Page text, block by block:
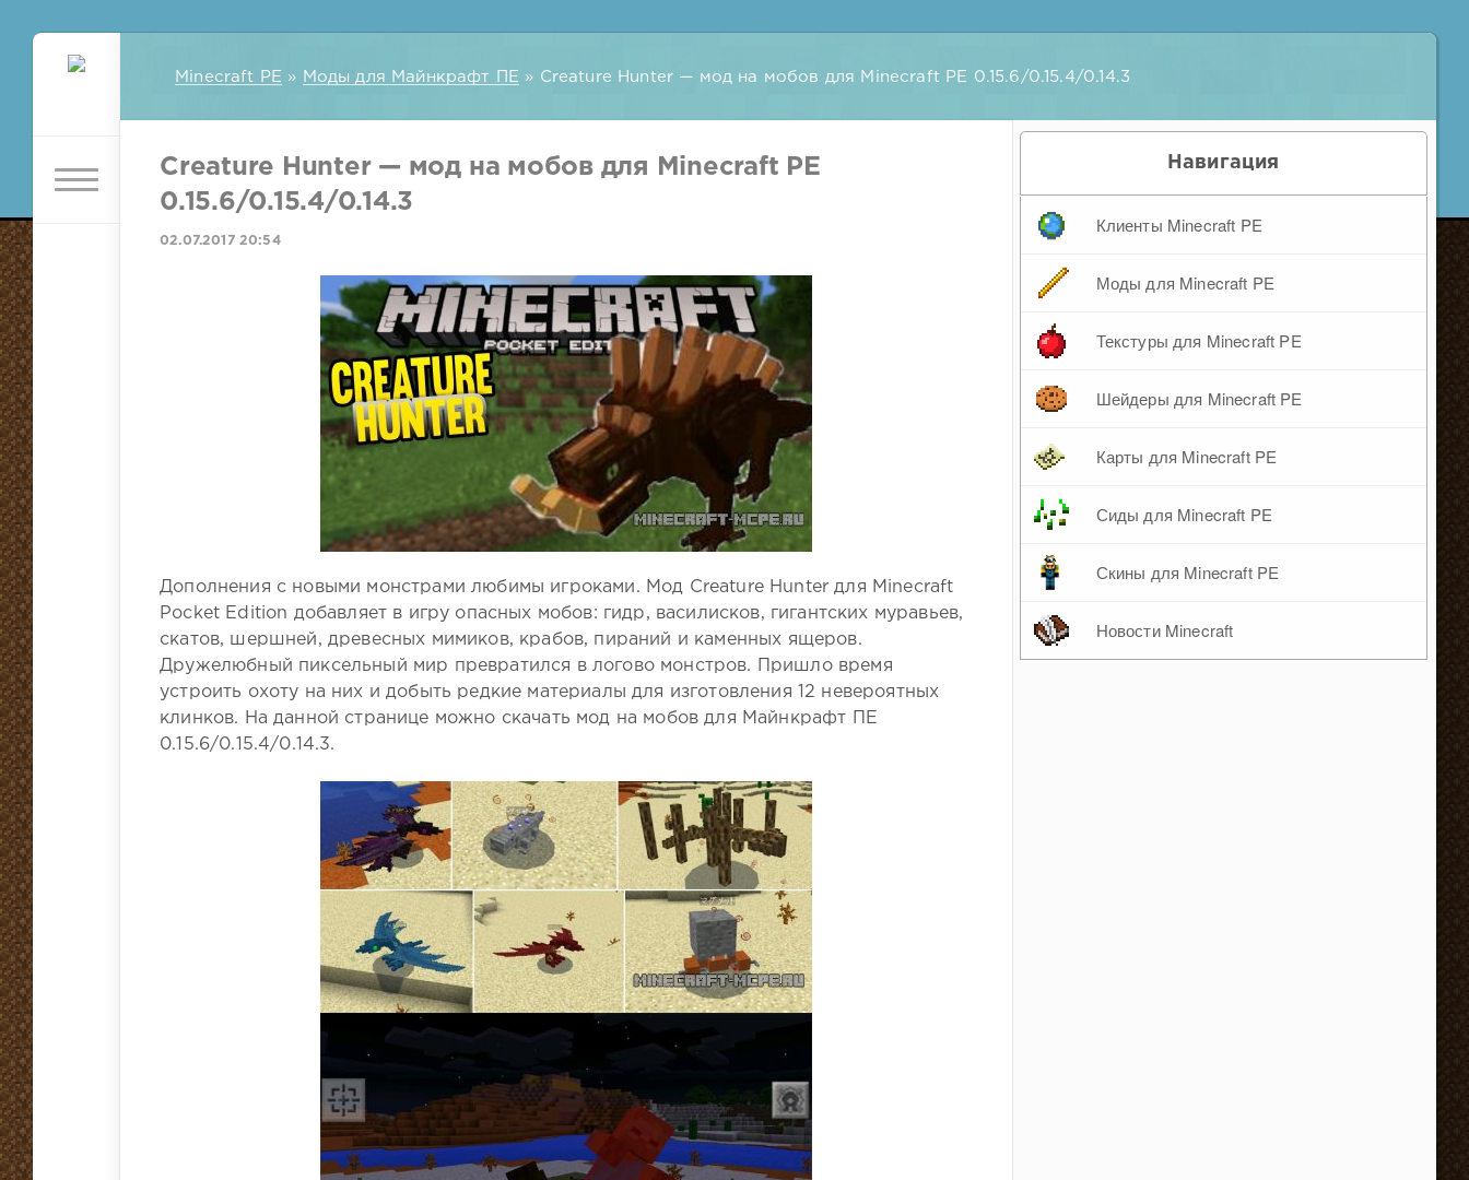
Minecraft PE » Моды для Майнкрафт ПЕ » Creature Hunter — мод на мобов для Minecraft PE 0.15.6/0.15.4/0.14.3
Creature Hunter — мод на мобов для Minecraft PE
0.15.6/0.15.4/0.14.3
02.07.2017 20:54
Дополнения с новыми монстрами любимы игроками. Мод Creature Hunter для Minecraft
Pocket Edition добавляет в игру опасных мобов: гидр, василисков, гигантских муравьев,
скатов, шершней, древесных мимиков, крабов, пираний и каменных ящеров.
Дружелюбный пиксельный мир превратился в логово монстров. Пришло время
устроить охоту на них и добыть редкие материалы для изготовления 12 невероятных
клинков. На данной странице можно скачать мод на мобов для Майнкрафт ПЕ
0.15.6/0.15.4/0.14.3.
Навигация
Клиенты Minecraft PE
Моды для Minecraft PE
Текстуры для Minecraft PE
Шейдеры для Minecraft PE
Карты для Minecraft PE
Сиды для Minecraft PE
Скины для Minecraft PE
Новости Minecraft